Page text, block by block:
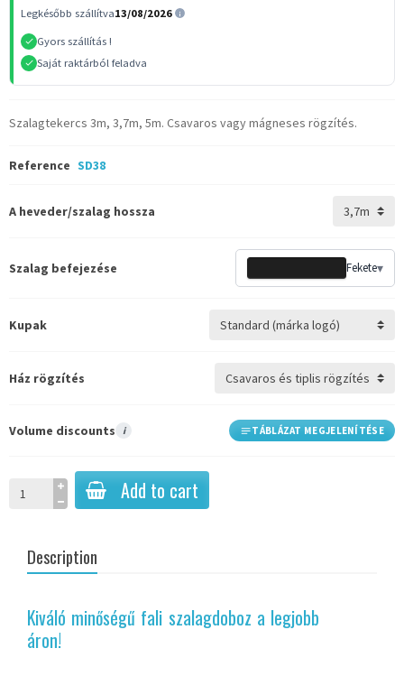
Legkésőbb szállítva13/08/2026
Gyors szállítás !
Saját raktárból feladva
Szalagtekercs 3m, 3,7m, 5m. Csavaros vagy mágneses rögzítés.
Reference SD38
A heveder/szalag hossza
Szalag befejezése Fekete▾
Kupak
Ház rögzítés
Volume discounts i TÁBLÁZAT MEGJELENÍTÉSE
Add to cart
Description
Kiváló minőségű fali szalagdoboz a legjobb
áron!